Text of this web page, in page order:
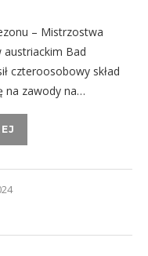
– Mistrzostwa
austriackim Bad
czteroosobowy skład
na zawody na…